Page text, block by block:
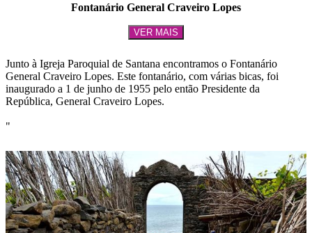
Fontanário General Craveiro Lopes
VER MAIS
Junto à Igreja Paroquial de Santana encontramos o Fontanário
General Craveiro Lopes. Este fontanário, com várias bicas, foi
inaugurado a 1 de junho de 1955 pelo então Presidente da
República, General Craveiro Lopes.
"